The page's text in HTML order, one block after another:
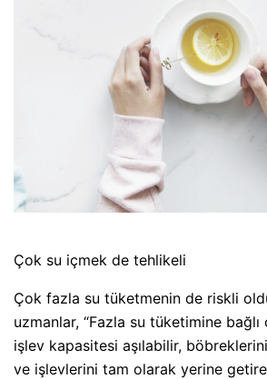
Çok su içmek de tehlikeli
Çok fazla su tüketmenin de riskli
uzmanlar, “Fazla su tüketimine
işlev kapasitesi aşılabilir,
ve işlevlerini tam olarak yerine